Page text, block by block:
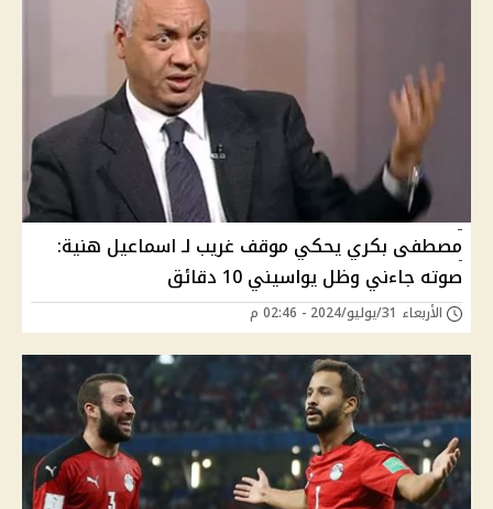
مصطفى بكري يحكي موقف غريب لـ اسماعيل هنية:
صوته جاءني وظل يواسيني 10 دقائق
الأربعاء 31/يوليو/2024 - 02:46 م